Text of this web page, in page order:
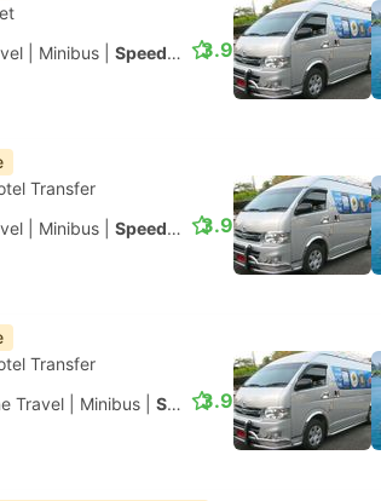
Minibus Speedboat + Van 3.9
Transfer
Minibus Speedboat + Van 3.9
Transfer
Travel Minibus Speedboat + Van 3.9